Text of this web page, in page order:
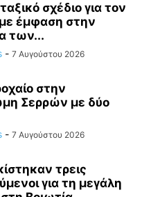
σχέδιο για τον
έμφαση στην
των...
- 7 Αυγούστου 2026
στην
Σερρών με δύο
- 7 Αυγούστου 2026
τρεις
για τη μεγάλη